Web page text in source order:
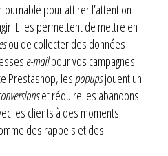
pour attirer l’attention
Elles permettent de mettre en
ou de collecter des données
e-mailpour vos campagnes
Prestashop, lespopupsjouent un
et réduire les abandons
les clients à des moments
des rappels et des